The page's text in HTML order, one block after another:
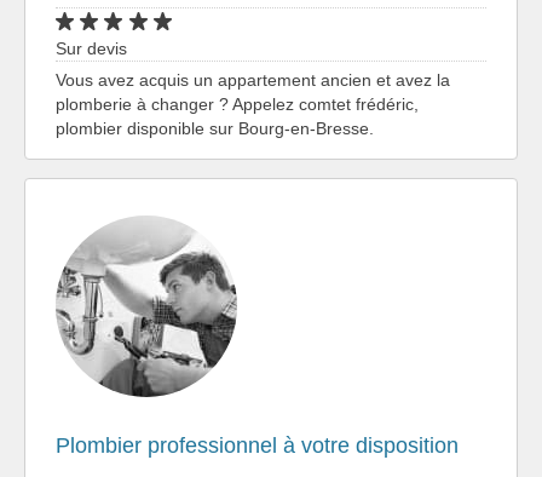
Sur devis
Vous avez acquis un appartement ancien et avez la
plomberie à changer ? Appelez comtet frédéric,
plombier disponible sur Bourg-en-Bresse.
Plombier professionnel à votre disposition